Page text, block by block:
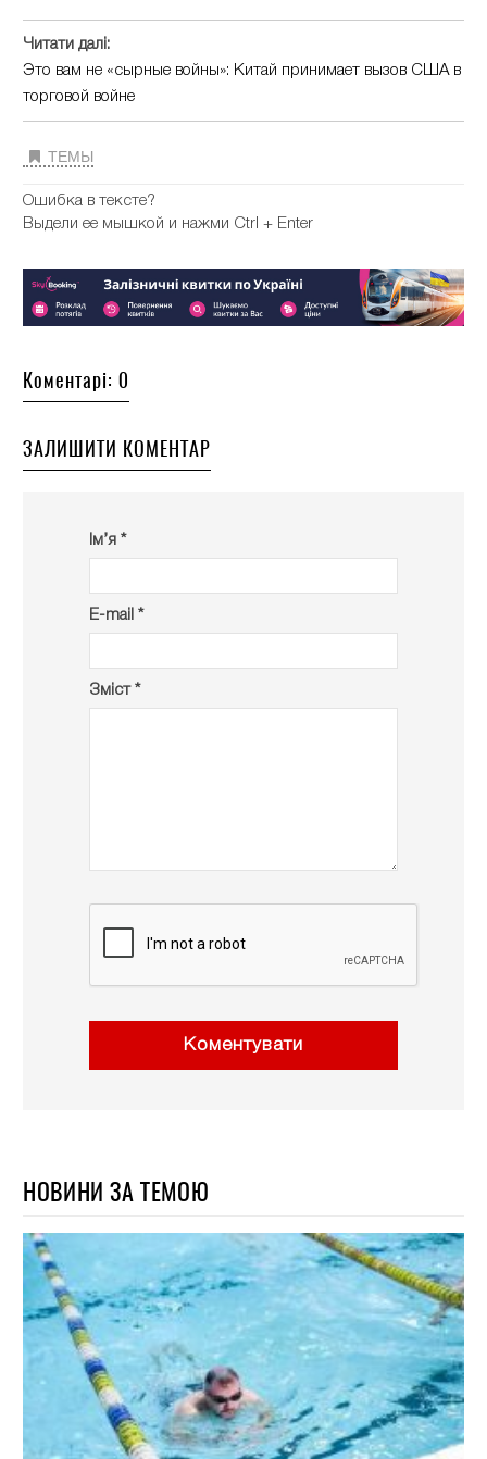
Читати далі:
Это вам не «сырные войны»: Китай принимает вызов США в
торговой войне
ТЕМЫ
Ошибка в тексте?
Выдели ее мышкой и нажми Ctrl + Enter
Коментарі: 0
ЗАЛИШИТИ КОМЕНТАР
Ім’я *
E-mail *
Зміст *
Коментувати
НОВИНИ ЗА ТЕМОЮ